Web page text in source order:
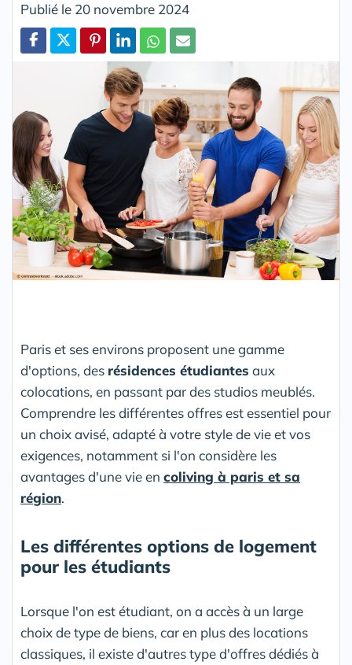
Publié le 20 novembre 2024
Paris et ses environs proposent une gamme
d'options, des résidences étudiantes aux
colocations, en passant par des studios meublés.
Comprendre les différentes offres est essentiel pour
un choix avisé, adapté à votre style de vie et vos
exigences, notamment si l'on considère les
avantages d'une vie en coliving à paris et sa
région.
Les différentes options de logement
pour les étudiants
Lorsque l'on est étudiant, on a accès à un large
choix de type de biens, car en plus des locations
classiques, il existe d'autres type d'offres dédiés à